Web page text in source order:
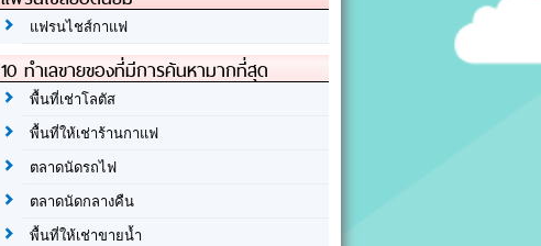
แฟรนไชส์กาแฟ
10 ทำเลขายของที่มีการค้นหามากที่สุด
พื้นที่เช่าโลตัส
พื้นที่ให้เช่าร้านกาแฟ
ตลาดนัดรถไฟ
ตลาดนัดกลางคืน
พื้นที่ให้เช่าขายน้ำ